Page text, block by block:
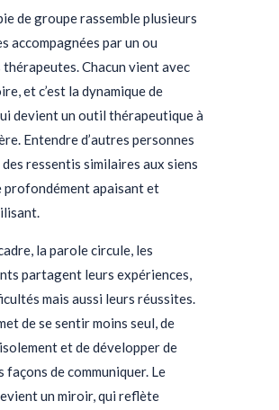
de groupe rassemble plusieurs
accompagnées par un ou
Chacun vient avec
et c’est la dynamique de
devient un outil thérapeutique à
Entendre d’autres personnes
ressentis similaires aux siens
profondément apaisant et
la parole circule, les
partagent leurs expériences,
mais aussi leurs réussites.
de se sentir moins seul, de
et de développer de
façons de communiquer. Le
un miroir, qui reflète